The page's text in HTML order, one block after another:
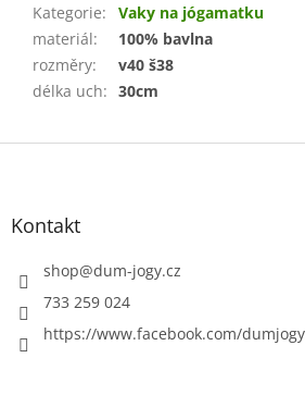
Kategorie:
Vaky na jógamatku
materiál:
100% bavlna
rozměry:
v40 š38
délka uch: 30cm
Z
Kontakt
shop@dum-jogy.cz
733 259 024
https://www.facebook.com/